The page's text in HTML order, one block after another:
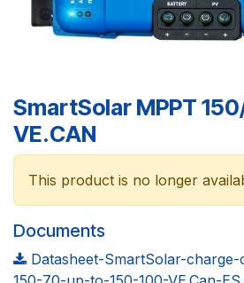
SmartSolar MPPT
VE.CAN
This product is no longer
Documents
Datasheet-SmartSolar-